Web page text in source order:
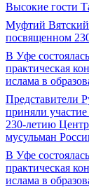
Высокие гости
Муфтий Вятский
посвященном
В Уфе
практическая
ислама в
Представители
приняли
230-летию
мусульман
В Уфе
практическая
ислама в